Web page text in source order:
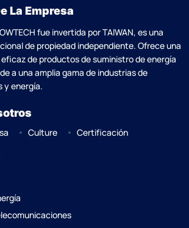
La Empresa
fue invertida por TAlWAN, es una
de propiedad independiente. Ofrece una
de productos de suministro de energía
a una amplia gama de industrias de
y energía.
Culture
Certificación